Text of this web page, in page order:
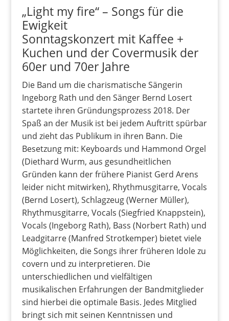
„Light my fire“ – Songs für die
Ewigkeit
Sonntagskonzert mit Kaffee +
Kuchen und der Covermusik der
60er und 70er Jahre
Die Band um die charismatische Sängerin
Ingeborg Rath und den Sänger Bernd Losert
startete ihren Gründungsprozess 2018. Der
Spaß an der Musik ist bei jedem Auftritt spürbar
und zieht das Publikum in ihren Bann. Die
Besetzung mit: Keyboards und Hammond Orgel
(Diethard Wurm, aus gesundheitlichen
Gründen kann der frühere Pianist Gerd Arens
leider nicht mitwirken), Rhythmusgitarre, Vocals
(Bernd Losert), Schlagzeug (Werner Müller),
Rhythmusgitarre, Vocals (Siegfried Knappstein),
Vocals (Ingeborg Rath), Bass (Norbert Rath) und
Leadgitarre (Manfred Strotkemper) bietet viele
Möglichkeiten, die Songs ihrer früheren Idole zu
covern und zu interpretieren. Die
unterschiedlichen und vielfältigen
musikalischen Erfahrungen der Bandmitglieder
sind hierbei die optimale Basis. Jedes Mitglied
bringt sich mit seinen Kenntnissen und